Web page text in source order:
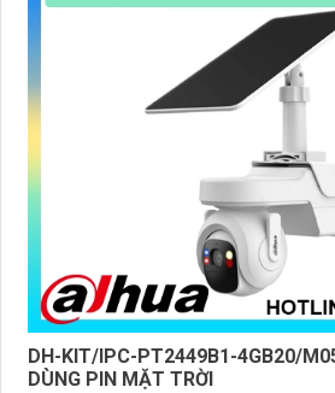
DH-KIT/IPC-PT2449B1-4GB20/
DÙNG PIN MẶT TRỜI